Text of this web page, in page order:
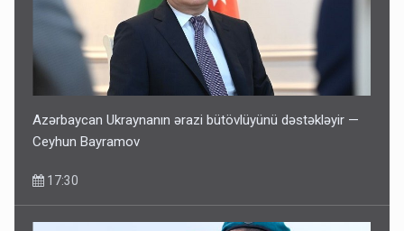
Azərbaycan Ukraynanın ərazi bütövlüyünü dəstəkləyir —
Ceyhun Bayramov
17:30